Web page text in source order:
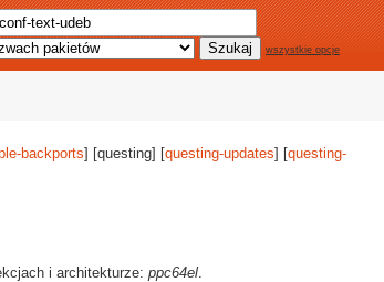
wszystkie opcje
backports] [questing] [questing-updates] [questing-
i architekturze: ppc64el.